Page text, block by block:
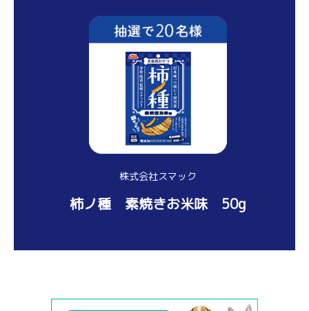
株式会社スマック
柿ノ種 素焼きお米味 50g